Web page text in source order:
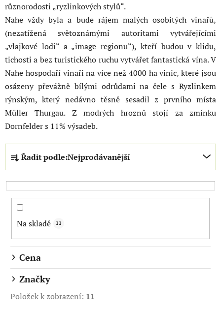
různorodosti „ryzlinkových stylů“.
Nahe vždy byla a bude rájem malých osobitých vinařů,
(nezatížená světoznámými autoritami vytvářejícími
„vlajkové lodi“ a „image regionu“), kteří budou v klidu,
tichosti a bez turistického ruchu vytvářet fantastická vína. V
Nahe hospodaří vinaři na více než 4000 ha vinic, které jsou
osázeny převážně bílými odrůdami na čele s Ryzlinkem
rýnským, který nedávno těsně sesadil z prvního místa
Müller Thurgau. Z modrých hroznů stojí za zmínku
Dornfelder s 11% výsadeb.
Ř
z
e
n
o
d
k
Řadit podle:Nejprodávanější
Na skladě 11
Cena
Značky
Položek k zobrazení: 11